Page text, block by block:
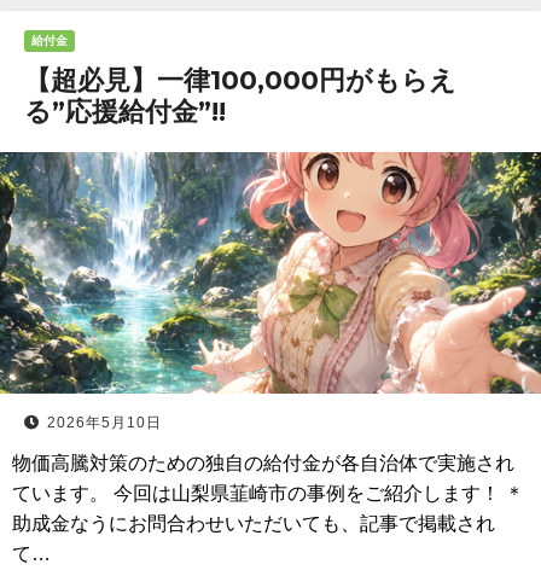
給付金
【超必見】一律100,000円がもらえ
る”応援給付金”!!
2026年5月10日
物価高騰対策のための独自の給付金が各自治体で実施され
ています。 今回は山梨県韮崎市の事例をご紹介します！ ＊
助成金なうにお問合わせいただいても、記事で掲載され
て…